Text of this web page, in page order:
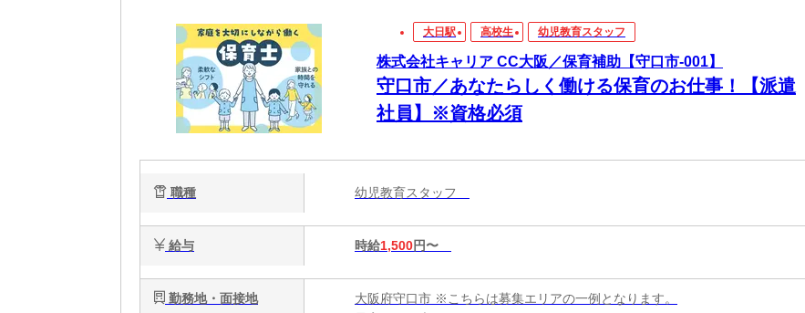
大日駅 高校生 幼児教育スタッフ
株式会社キャリア CC大阪／保育補助【守口市-001】
守口市／あなたらしく働ける保育のお仕事！【派遣
社員】※資格必須
職種 幼児教育スタッフ
給与 時給1,500円〜
勤務地・面接地
大阪府守口市 ※こちらは募集エリアの一例となります。